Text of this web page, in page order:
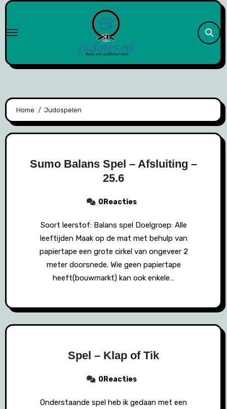
Naar
inhoud
Home Judospelen
Sumo Balans Spel – Afsluiting –
25.6
0Reacties
Soort leerstof: Balans spel Doelgroep: Alle
leeftijden Maak op de mat met behulp van
papiertape een grote cirkel van ongeveer 2
meter doorsnede. Wie geen papiertape
heeft(bouwmarkt) kan ook enkele…
Spel – Klap of Tik
0Reacties
Onderstaande spel heb ik gedaan met een